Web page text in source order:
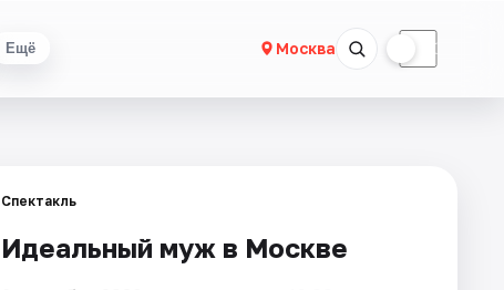
Ещё Москва ☾
Спектакль
Идеальный муж в Москве